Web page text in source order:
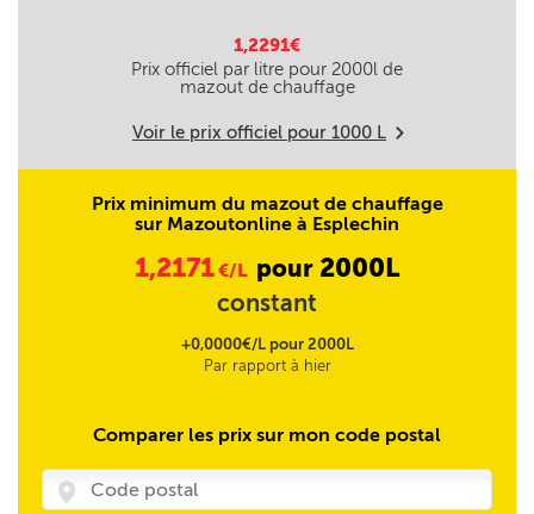
1,2291€
Prix officiel par litre pour 2000l de
mazout de chauffage
Voir le prix officiel pour 1000 L m
Prix minimum du mazout de chauffage
sur Mazoutonline à Esplechin
1,2171€/L pour 2000L
constant
+0,0000€/L pour 2000L
Par rapport à hier
Comparer les prix sur mon code postal